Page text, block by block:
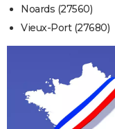
Noards (27560)
Vieux-Port (27680)